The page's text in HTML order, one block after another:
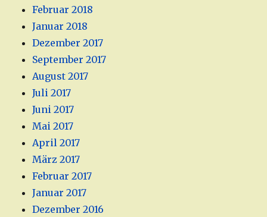
Februar 2018
Januar 2018
Dezember 2017
September 2017
August 2017
Juli 2017
Juni 2017
Mai 2017
April 2017
März 2017
Februar 2017
Januar 2017
Dezember 2016